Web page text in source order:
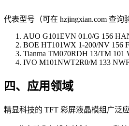
代表型号（可在 hzjingxian.com 查询
AUO G101EVN 01.0/G 156
BOE HT101WX 1-200/NV 156
Tianma TM070RDH 13/TM 101
IVO M101NWT2R0/M 133
四、应用领域
精显科技的 TFT 彩屏液晶模组广泛